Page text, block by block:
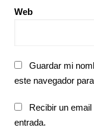
Web
Guardar mi
este navegador
Recibir un
entrada.